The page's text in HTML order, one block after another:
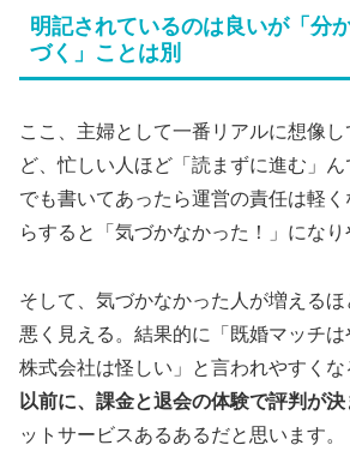
明記されているのは良いが「分
づく」ことは別
ここ、主婦として一番リアルに想像
ど、忙しい人ほど「読まずに進む」
でも書いてあったら運営の責任は軽
らすると「気づかなかった！」になり
そして、気づかなかった人が増える
悪く見える。結果的に「既婚マッチは
株式会社は怪しい」と言われやすくな
以前に、課金と退会の体験で評判が決
ットサービスあるあるだと思います。